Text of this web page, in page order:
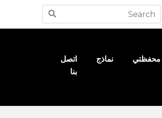
محفظتي نماذج
اتصل
بنا